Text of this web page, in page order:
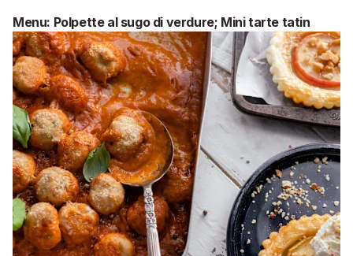
Menu: Polpette al sugo di verdure; Mini tarte tatin